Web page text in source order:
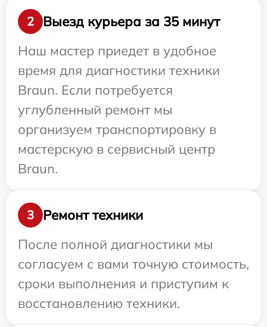
2
Выезд курьера за 35 минут
Наш мастер приедет в удобное
время для диагностики техники
Braun. Если потребуется
углубленный ремонт мы
организуем транспортировку в
мастерскую в сервисный центр
Braun.
3
Ремонт техники
После полной диагностики мы
согласуем с вами точную стоимость,
сроки выполнения и приступим к
восстановлению техники.